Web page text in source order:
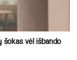
šokas vėl išbando